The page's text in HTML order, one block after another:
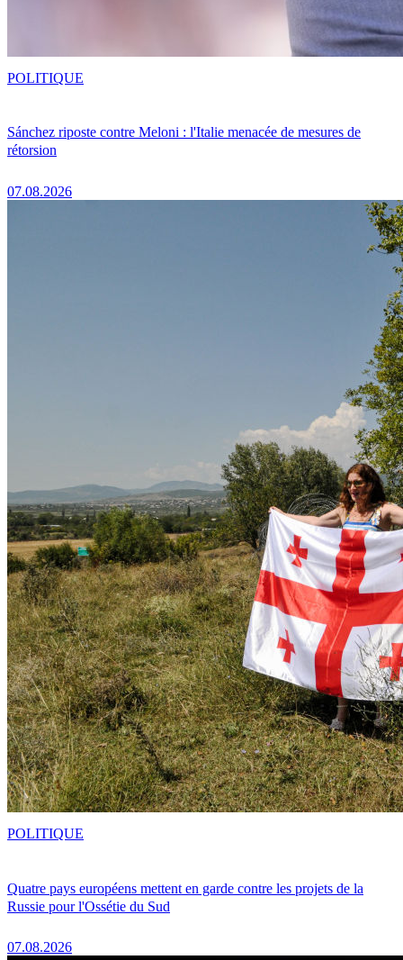
Sánchez riposte contre Meloni : l'Italie menacée de mesures de
rétorsion
07.08.2026
POLITIQUE
Quatre pays européens mettent en garde contre les projets de la
Russie pour l'Ossétie du Sud
07.08.2026
POLITIQUE